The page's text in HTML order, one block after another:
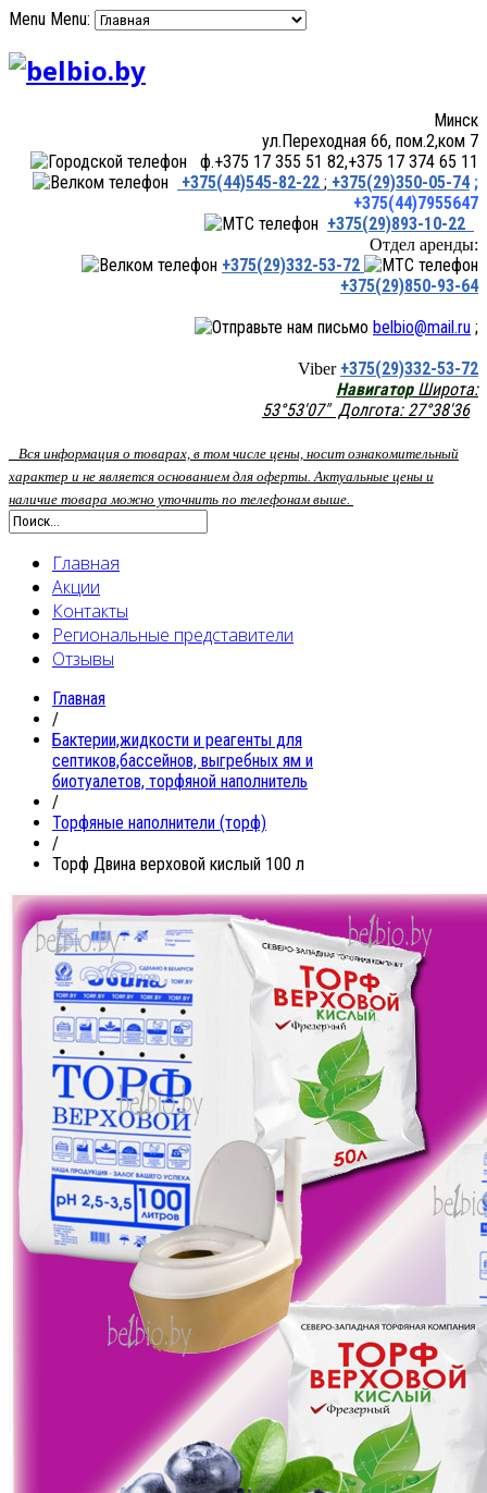
Menu Menu:
Минск
ул.Переходная 66, пом.2,ком 7
ф.+375 17 355 51 82,+375 17 374 65 11
+375(44)545-82-22 ; +375(29)350-05-74 ;
+375(44)7955647
+375(29)893-10-22
Отдел аренды:
+375(29)332-53-72
+375(29)850-93-64
belbio@mail.ru ;
Viber +375(29)332-53-72
НавигаторШирота:
53°53'07" Долгота: 27°38'36
Вся информация о товарах, в том числе цены, носит ознакомительный
характер и не является основанием для оферты. Актуальные цены и
наличие товара можно уточнить по телефонам выше.
Главная
Акции
Контакты
Региональные представители
Отзывы
Главная
/
Бактерии,жидкости и реагенты для
септиков,бассейнов, выгребных ям и
биотуалетов, торфяной наполнитель
/
Торфяные наполнители (торф)
/
Торф Двина верховой кислый 100 л